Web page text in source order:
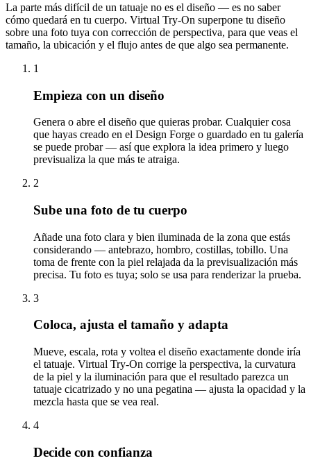
La parte más difícil de un tatuaje no es el diseño — es no saber
cómo quedará en tu cuerpo. Virtual Try-On superpone tu diseño
sobre una foto tuya con corrección de perspectiva, para que veas el
tamaño, la ubicación y el flujo antes de que algo sea permanente.
1
Empieza con un diseño
Genera o abre el diseño que quieras probar. Cualquier cosa
que hayas creado en el Design Forge o guardado en tu galería
se puede probar — así que explora la idea primero y luego
previsualiza la que más te atraiga.
2
Sube una foto de tu cuerpo
Añade una foto clara y bien iluminada de la zona que estás
considerando — antebrazo, hombro, costillas, tobillo. Una
toma de frente con la piel relajada da la previsualización más
precisa. Tu foto es tuya; solo se usa para renderizar la prueba.
3
Coloca, ajusta el tamaño y adapta
Mueve, escala, rota y voltea el diseño exactamente donde iría
el tatuaje. Virtual Try-On corrige la perspectiva, la curvatura
de la piel y la iluminación para que el resultado parezca un
tatuaje cicatrizado y no una pegatina — ajusta la opacidad y la
mezcla hasta que se vea real.
4
Decide con confianza